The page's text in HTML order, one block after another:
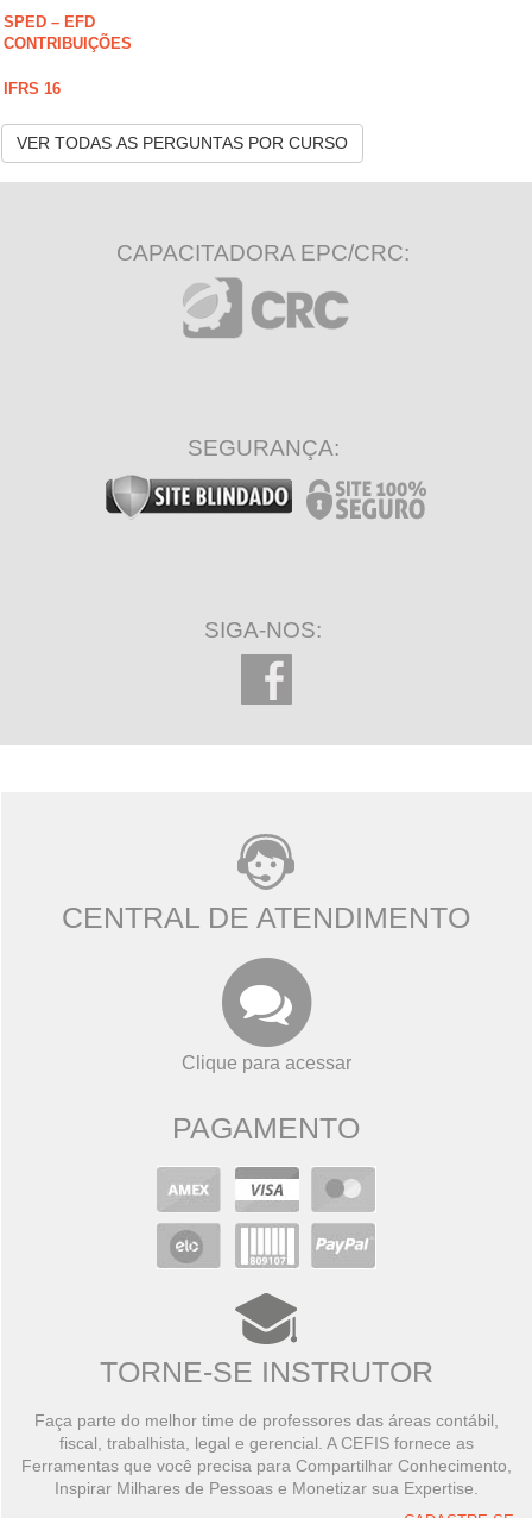
SPED – EFD
CONTRIBUIÇÕES
IFRS 16
VER TODAS AS PERGUNTAS POR CURSO
CAPACITADORA EPC/CRC:
SEGURANÇA:
SIGA-NOS:
CENTRAL DE ATENDIMENTO
Clique para acessar
PAGAMENTO
TORNE-SE INSTRUTOR
Faça parte do melhor time de professores das áreas contábil,
fiscal, trabalhista, legal e gerencial. A CEFIS fornece as
Ferramentas que você precisa para Compartilhar Conhecimento,
Inspirar Milhares de Pessoas e Monetizar sua Expertise.